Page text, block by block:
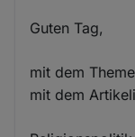
Guten Tag,
mit dem
mit dem